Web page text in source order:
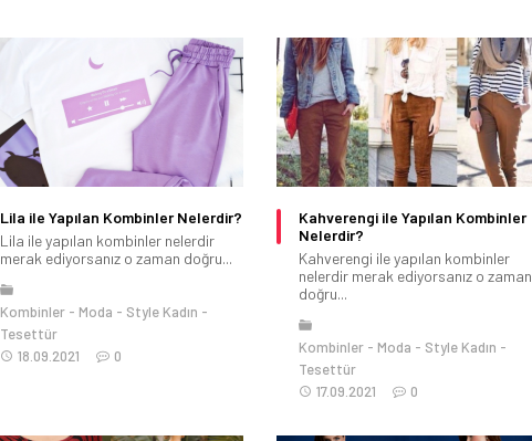
Lila ile Yapılan Kombinler Nelerdir?
Lila ile yapılan kombinler nelerdir
merak ediyorsanız o zaman doğru...
Kombinler Moda
Style Kadın
Tesettür
18.09.2021
0
Kahverengi ile Yapılan Kombinler
Nelerdir?
Kahverengi ile yapılan kombinler
nelerdir merak ediyorsanız o zaman
doğru...
Kombinler Moda
Style Kadın
Tesettür
17.09.2021
0